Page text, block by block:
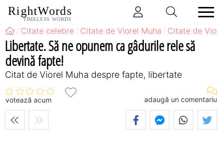
RightWords
TIMELESS WORDS
Citate celebre Citate de Viorel Muha Citate de
Libertate. Să ne opunem ca gâdurile rele să
devină fapte!
Citat de Viorel Muha despre fapte, libertate
votează acum adaugă un comentariu